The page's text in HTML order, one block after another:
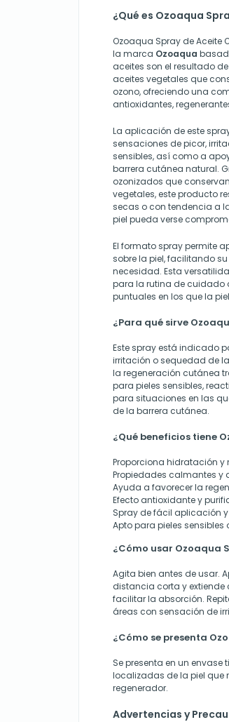
¿Qué es Ozoaqua
Ozoaqua Spray de Aceite
la marca Ozoaqua
aceites son el resultado
aceites vegetales que
ozono, ofreciendo una
antioxidantes,
La aplicación de este
sensaciones de picor,
sensibles, así como a
barrera cutánea natural.
ozonizados que
vegetales, este producto
secas o con tendencia a
piel pueda verse
El formato spray permite
sobre la piel, facilitando
necesidad. Esta
para la rutina de cuidado
puntuales en los que la
¿Para qué sirve
Este spray está indicado
irritación o sequedad de
la regeneración cutánea
para pieles sensibles,
para situaciones en las
de la barrera cutánea.
¿Qué beneficios tiene
Proporciona hidratación y
Propiedades calmantes
Ayuda a favorecer la
Efecto antioxidante y
Spray de fácil aplicación
Apto para pieles sensibles
¿Cómo usar Ozoaqua
Agita bien antes de usar.
distancia corta y extiende
facilitar la absorción.
áreas con sensación de
¿Cómo se presenta
Se presenta en un
localizadas de la piel que
regenerador.
Advertencias y